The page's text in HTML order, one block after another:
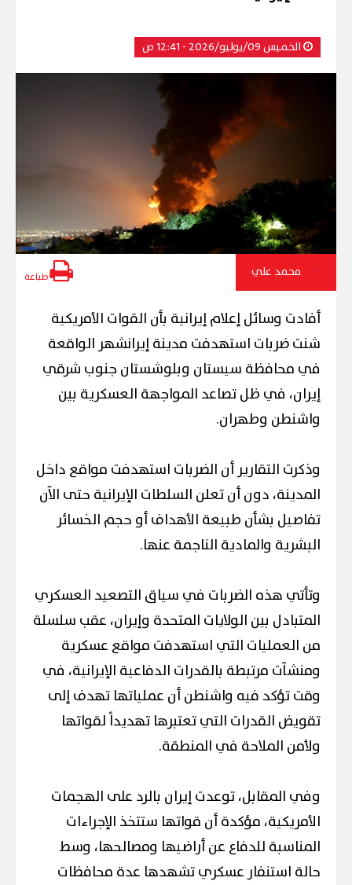
الخميس 09/يوليو/2026 - 12:41 ص
محمد علي طباعة
أفادت وسائل إعلام إيرانية بأن القوات الأمريكية
شنت ضربات استهدفت مدينة إيرانشهر الواقعة
في محافظة سيستان وبلوشستان جنوب شرقي
إيران، في ظل تصاعد المواجهة العسكرية بين
واشنطن وطهران.
وذكرت التقارير أن الضربات استهدفت مواقع داخل
المدينة، دون أن تعلن السلطات الإيرانية حتى الآن
تفاصيل بشأن طبيعة الأهداف أو حجم الخسائر
البشرية والمادية الناجمة عنها.
وتأتي هذه الضربات في سياق التصعيد العسكري
المتبادل بين الولايات المتحدة وإيران، عقب سلسلة
من العمليات التي استهدفت مواقع عسكرية
ومنشآت مرتبطة بالقدرات الدفاعية الإيرانية، في
وقت تؤكد فيه واشنطن أن عملياتها تهدف إلى
تقويض القدرات التي تعتبرها تهديداً لقواتها
ولأمن الملاحة في المنطقة.
وفي المقابل، توعدت إيران بالرد على الهجمات
الأمريكية، مؤكدة أن قواتها ستتخذ الإجراءات
المناسبة للدفاع عن أراضيها ومصالحها، وسط
حالة استنفار عسكري تشهدها عدة محافظات